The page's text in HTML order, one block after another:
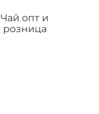
Чай опт и
розница